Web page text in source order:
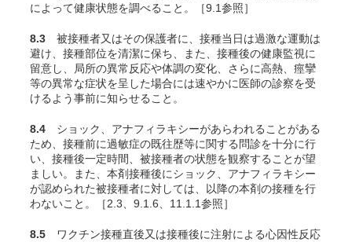
によって健康状態を調べること。［9.1参照］
8.3 被接種者又はその保護者に、接種当日は過激な運動は
避け、接種部位を清潔に保ち、また、接種後の健康監視に
留意し、局所の異常反応や体調の変化、さらに高熱、痙攣
等の異常な症状を呈した場合には速やかに医師の診察を受
けるよう事前に知らせること。
8.4 ショック、アナフィラキシーがあらわれることがある
ため、接種前に過敏症の既往歴等に関する問診を十分に行
い、接種後一定時間、被接種者の状態を観察することが望
ましい。また、本剤接種後にショック、アナフィラキシー
が認められた被接種者に対しては、以降の本剤の接種を行
わないこと。［2.3、9.1.6、11.1.1参照］
8.5 ワクチン接種直後又は接種後に注射による心因性反応